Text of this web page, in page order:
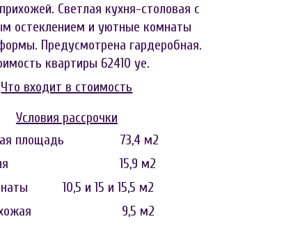
Светлая кухня-столовая с
остеклением и уютные комнаты
Предусмотрена гардеробная.
квартиры 62410 уе.
Что входит в стоимость
Условия рассрочки
площадь 73,4 м2
15,9 м2
10,5 и 15 и 15,5 м2
9,5 м2